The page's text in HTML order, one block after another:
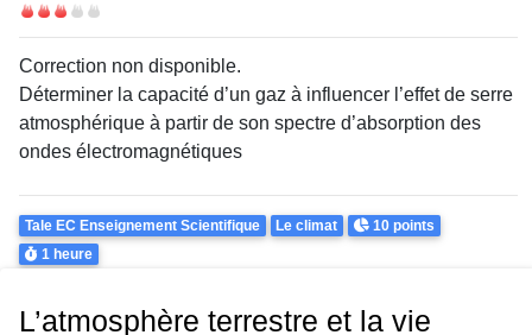
Difficulté
Correction non disponible.
Déterminer la capacité d’un gaz à influencer l’effet de serre
atmosphérique à partir de son spectre d’absorption des
ondes électromagnétiques
Theme
Tale EC Enseignement Scientifique Le climat Points
10 points
Durée
1 heure
L’atmosphère terrestre et la vie